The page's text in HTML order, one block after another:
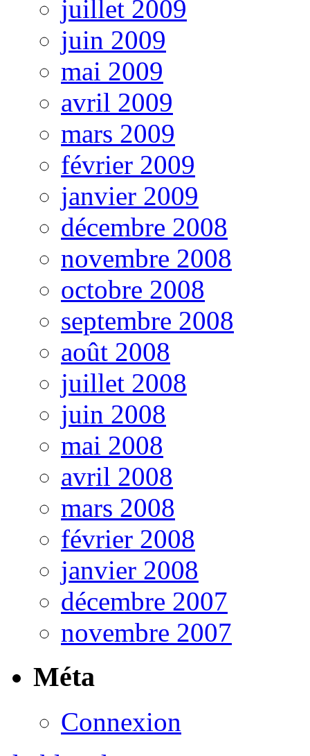
juillet 2009
juin 2009
mai 2009
avril 2009
mars 2009
février 2009
janvier 2009
décembre 2008
novembre 2008
octobre 2008
septembre 2008
août 2008
juillet 2008
juin 2008
mai 2008
avril 2008
mars 2008
février 2008
janvier 2008
décembre 2007
novembre 2007
Méta
Connexion